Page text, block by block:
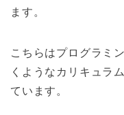
ます。
こちらはプログラミ
くようなカリキュラ
ています。